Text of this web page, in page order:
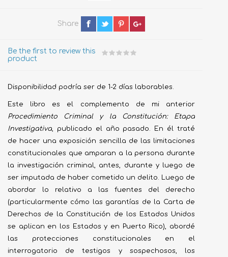
Share
Be the first to review this
product
Disponibilidad podría ser de 1-2 días laborables.
Este libro es el complemento de mi anterior
Procedimiento Criminal y la Constitución: Etapa
Investigativa, publicado el año pasado. En él traté
de hacer una exposición sencilla de las limitaciones
constitucionales que amparan a la persona durante
la investigación criminal, antes, durante y luego de
ser imputada de haber cometido un delito. Luego de
abordar lo relativo a las fuentes del derecho
(particularmente cómo las garantías de la Carta de
Derechos de la Constitución de los Estados Unidos
se aplican en los Estados y en Puerto Rico), abordé
las protecciones constitucionales en el
interrogatorio de testigos y sospechosos, los